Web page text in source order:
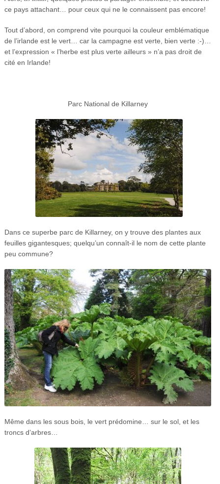
ce pays attachant… pour ceux qui ne le connaissent pas encore!
Tout d’abord, on comprend vite pourquoi la couleur emblématique
de l’irlande est le vert… car la campagne est verte, bien verte :-)…
et l’expression « l’herbe est plus verte ailleurs » n’a pas droit de
cité en Irlande!
Parc National de Killarney
Dans ce superbe parc de Killarney, on y trouve des plantes aux
feuilles gigantesques; quelqu’un connaît-il le nom de cette plante
peu commune?
Même dans les sous bois, le vert prédomine… sur le sol, et les
troncs d’arbres…